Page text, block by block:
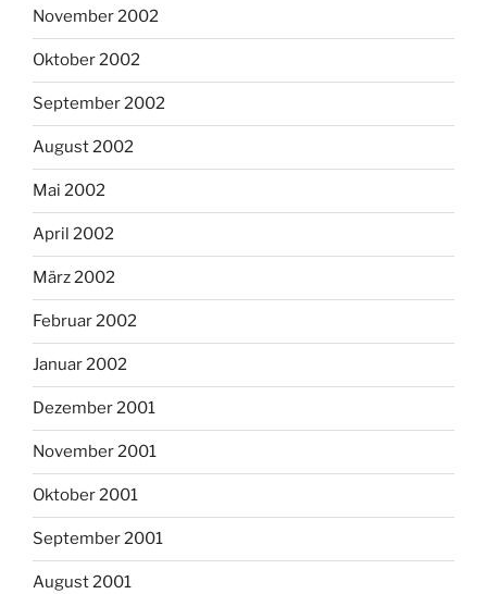
November 2002
Oktober 2002
September 2002
August 2002
Mai 2002
April 2002
März 2002
Februar 2002
Januar 2002
Dezember 2001
November 2001
Oktober 2001
September 2001
August 2001